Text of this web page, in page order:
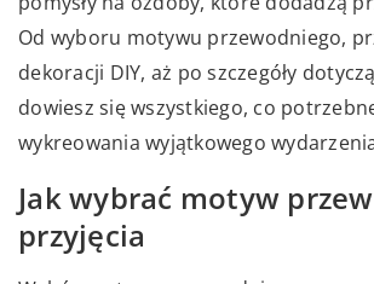
Od wyboru motywu przewodniego,
dekoracji DIY, aż po szczegóły
dowiesz się wszystkiego, co
wykreowania wyjątkowego
Jak wybrać motyw
przyjęcia